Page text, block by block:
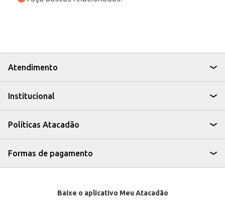
Atendimento
Institucional
Políticas Atacadão
Formas de pagamento
Baixe o aplicativo Meu Atacadão